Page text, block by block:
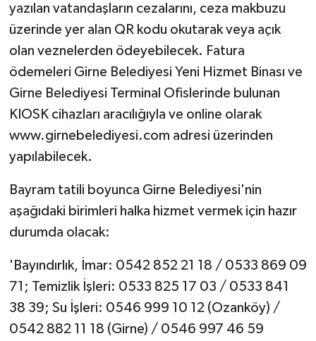
yazılan vatandaşların cezalarını, ceza makbuzu
üzerinde yer alan QR kodu okutarak veya açık
olan veznelerden ödeyebilecek. Fatura
ödemeleri Girne Belediyesi Yeni Hizmet Binası ve
Girne Belediyesi Terminal Ofislerinde bulunan
KIOSK cihazları aracılığıyla ve online olarak
www.girnebelediyesi.com adresi üzerinden
yapılabilecek.
Bayram tatili boyunca Girne Belediyesi'nin
aşağıdaki birimleri halka hizmet vermek için hazır
durumda olacak:
'Bayındırlık, İmar: 0542 852 21 18 / 0533 869 09
71; Temizlik İşleri: 0533 825 17 03 / 0533 841
38 39; Su İşleri: 0546 999 10 12 (Ozanköy) /
0542 882 11 18 (Girne) / 0546 997 46 59